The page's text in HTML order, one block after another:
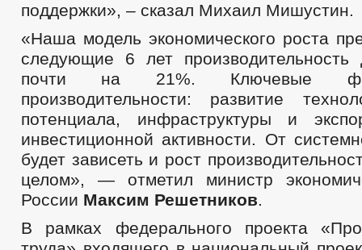
поддержки», – сказал Михаил Мишустин.
«Наша модель экономического роста
следующие 6 лет производительность
почти на 21%. Ключевые
производительности: развитие
потенциала, инфраструктуры и
инвестиционной активности. От
будет зависеть и рост
целом», — отметил министр
России Максим Решетников.
В рамках федерального проекта